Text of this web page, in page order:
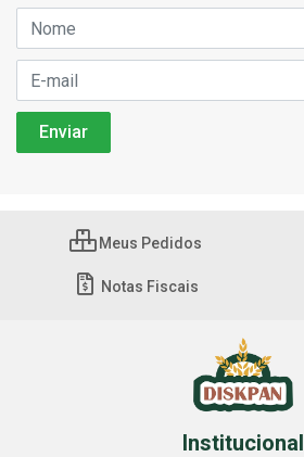
Meus Pedidos
Notas Fiscais
Institucional